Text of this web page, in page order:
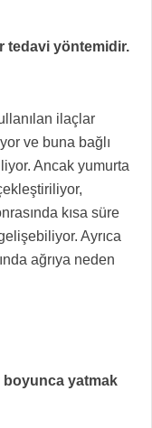
tedavi yöntemidir.
ilaçlar
ve buna bağlı
Ancak yumurta
kısa süre
Ayrıca
ağrıya neden
boyunca yatmak